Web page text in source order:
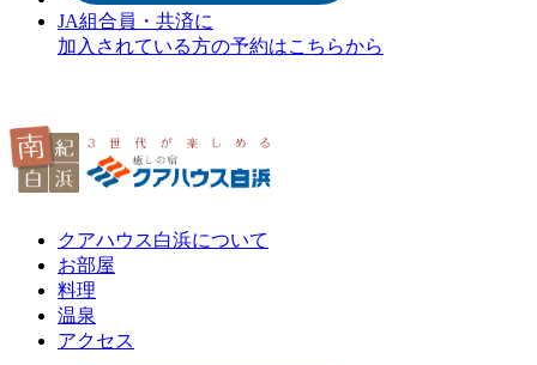
JA組合員・共済に
加入されている方の予約はこちらから
クアハウス白浜について
お部屋
料理
温泉
アクセス